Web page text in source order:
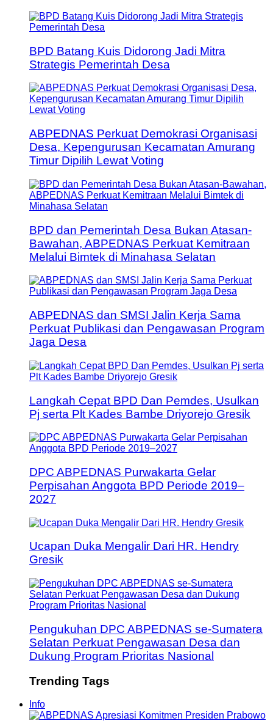
BPD Batang Kuis Didorong Jadi Mitra
Strategis Pemerintah Desa
ABPEDNAS Perkuat Demokrasi Organisasi
Desa, Kepengurusan Kecamatan Amurang
Timur Dipilih Lewat Voting
BPD dan Pemerintah Desa Bukan Atasan-
Bawahan, ABPEDNAS Perkuat Kemitraan
Melalui Bimtek di Minahasa Selatan
ABPEDNAS dan SMSI Jalin Kerja Sama
Perkuat Publikasi dan Pengawasan Program
Jaga Desa
Langkah Cepat BPD Dan Pemdes, Usulkan
Pj serta Plt Kades Bambe Driyorejo Gresik
DPC ABPEDNAS Purwakarta Gelar
Perpisahan Anggota BPD Periode 2019–
2027
Ucapan Duka Mengalir Dari HR. Hendry
Gresik
Pengukuhan DPC ABPEDNAS se-Sumatera
Selatan Perkuat Pengawasan Desa dan
Dukung Program Prioritas Nasional
Trending Tags
Info